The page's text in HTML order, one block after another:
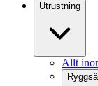
Utrustning
Allt